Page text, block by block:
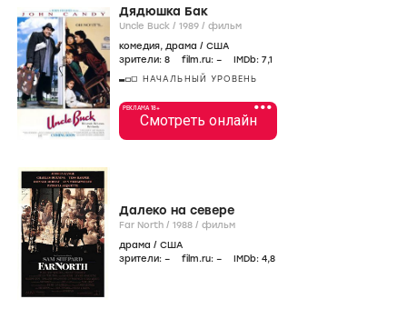
Дядюшка Бак
Uncle Buck / 1989 / фильм
комедия, драма / США
зрители: 8 film.ru: – IMDb: 7,1
НАЧАЛЬНЫЙ УРОВЕНЬ
•••
РЕКЛАМА 18+
Смотреть онлайн
Далеко на севере
Far North / 1988 / фильм
драма / США
зрители: – film.ru: – IMDb: 4,8